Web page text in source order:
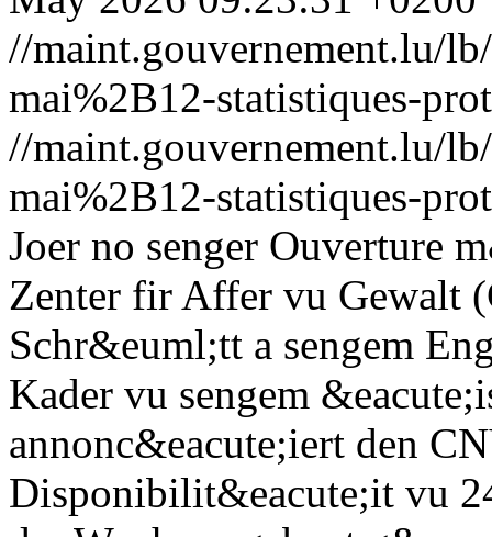
//maint.gouvernement.lu/
mai%2B12-statistiques-
//maint.gouvernement.lu/
mai%2B12-statistiques-
Joer no senger Ouverture
Zenter fir Affer vu Gewalt
Schr&euml;tt a sengem
Kader vu sengem
annonc&eacute;iert den
Disponibilit&eacute;it vu